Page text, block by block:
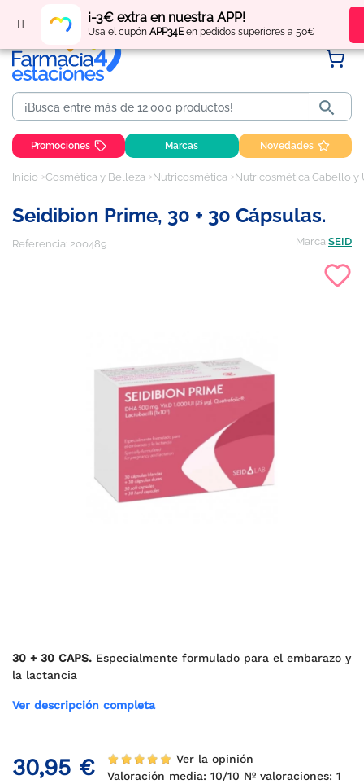
¡-3€ extra en nuestra APP!
Usa el cupón APP34Een pedidos superiores a 50€
Regístratey obtén puntos por tus compras

Promociones Marcas Novedades
Inicio Cosmética y Belleza Nutricosmética Nutricosmética Cabello y
Seidibion Prime, 30 + 30 Cápsulas.
Referencia: 200489 Marca SEID
30 + 30 CAPS. Especialmente formulado para el embarazo y
la lactancia
Ver descripción completa
30,95 €
Ver la opinión
Valoración media:10/10 Nº valoraciones:1